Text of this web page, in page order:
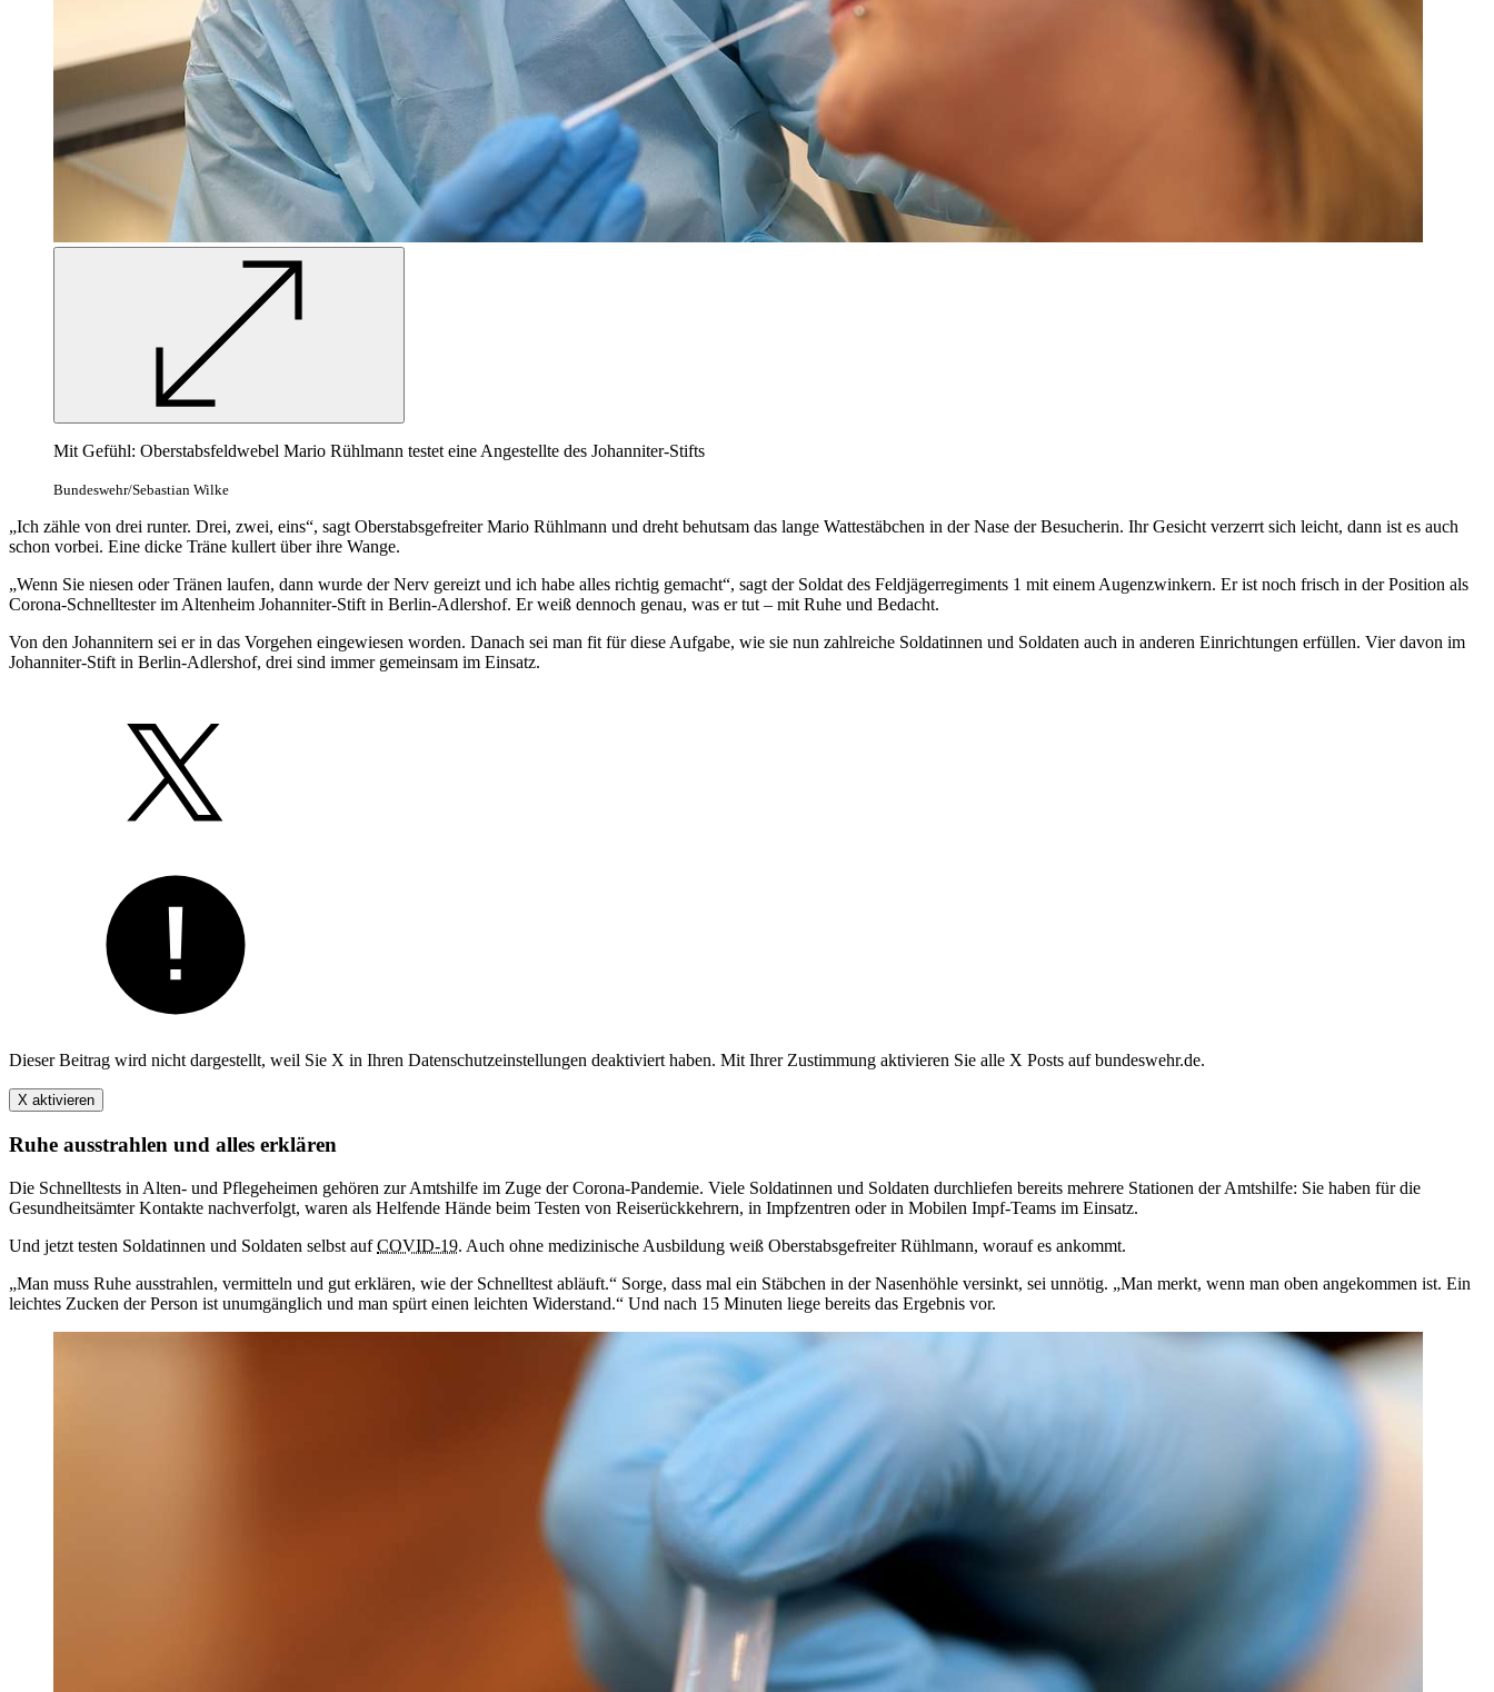
Mit Gefühl: Oberstabsfeldwebel Mario Rühlmann testet eine Angestellte des Johanniter-Stifts
Bundeswehr/Sebastian Wilke
„Ich zähle von drei runter. Drei, zwei, eins“, sagt Oberstabsgefreiter Mario Rühlmann und dreht behutsam das lange Wattestäbchen in der Nase der Besucherin. Ihr Gesicht verzerrt sich leicht, dann ist es auch
schon vorbei. Eine dicke Träne kullert über ihre Wange.
„Wenn Sie niesen oder Tränen laufen, dann wurde der Nerv gereizt und ich habe alles richtig gemacht“, sagt der Soldat des Feldjägerregiments 1 mit einem Augenzwinkern. Er ist noch frisch in der Position als
Corona-Schnelltester im Altenheim Johanniter-Stift in Berlin-Adlershof. Er weiß dennoch genau, was er tut – mit Ruhe und Bedacht.
Von den Johannitern sei er in das Vorgehen eingewiesen worden. Danach sei man fit für diese Aufgabe, wie sie nun zahlreiche Soldatinnen und Soldaten auch in anderen Einrichtungen erfüllen. Vier davon im
Johanniter-Stift in Berlin-Adlershof, drei sind immer gemeinsam im Einsatz.
Dieser Beitrag wird nicht dargestellt, weil Sie X in Ihren Datenschutzeinstellungen deaktiviert haben. Mit Ihrer Zustimmung aktivieren Sie alle X Posts auf bundeswehr.de.
X aktivieren
Ruhe ausstrahlen und alles erklären
Die Schnelltests in Alten- und Pflegeheimen gehören zur Amtshilfe im Zuge der Corona-Pandemie. Viele Soldatinnen und Soldaten durchliefen bereits mehrere Stationen der Amtshilfe: Sie haben für die
Gesundheitsämter Kontakte nachverfolgt, waren als Helfende Hände beim Testen von Reiserückkehrern, in Impfzentren oder in Mobilen Impf-Teams im Einsatz.
Und jetzt testen Soldatinnen und Soldaten selbst aufCOVID-19. Auch ohne medizinische Ausbildung weiß Oberstabsgefreiter Rühlmann, worauf es ankommt.
„Man muss Ruhe ausstrahlen, vermitteln und gut erklären, wie der Schnelltest abläuft.“ Sorge, dass mal ein Stäbchen in der Nasenhöhle versinkt, sei unnötig. „Man merkt, wenn man oben angekommen ist. Ein
leichtes Zucken der Person ist unumgänglich und man spürt einen leichten Widerstand.“ Und nach 15 Minuten liege bereits das Ergebnis vor.